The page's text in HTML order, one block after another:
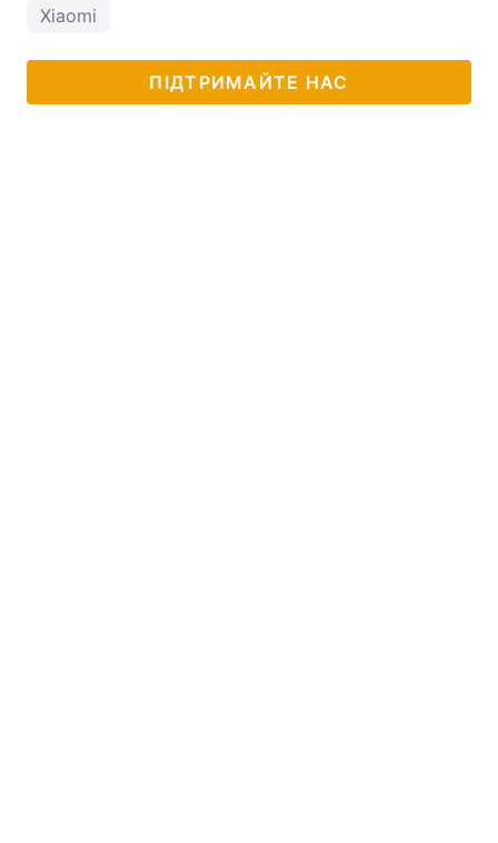
Xiaomi
ПІДТРИМАЙТЕ НАС